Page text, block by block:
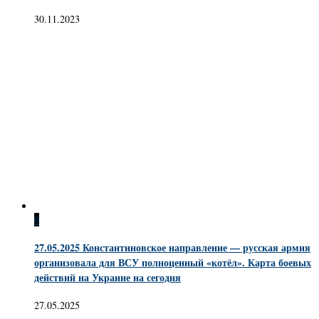
30.11.2023
0
27.05.2025 Константиновское направление — русская армия
организовала для ВСУ полноценный «котёл». Карта боевых
действий на Украине на сегодня
27.05.2025